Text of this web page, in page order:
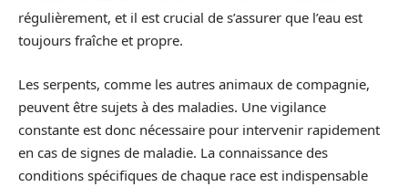
régulièrement, et il est crucial de s’assurer que l’eau est
toujours fraîche et propre.
Les serpents, comme les autres animaux de compagnie,
peuvent être sujets à des maladies. Une vigilance
constante est donc nécessaire pour intervenir rapidement
en cas de signes de maladie. La connaissance des
conditions spécifiques de chaque race est indispensable